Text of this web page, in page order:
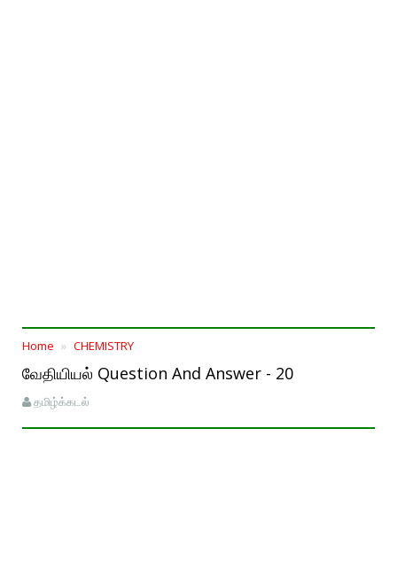
Home CHEMISTRY
வேதியியல் Question And Answer - 20
தமிழ்க்கடல்